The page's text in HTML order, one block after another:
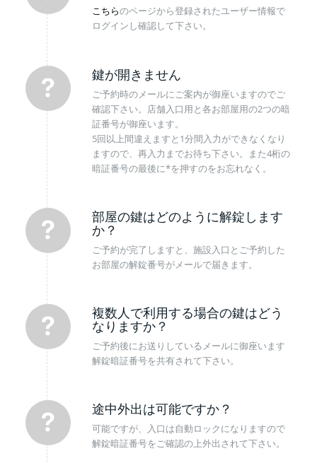
こちらのページから登録されたユーザー情報で
ログインし確認して下さい。
鍵が開きません
ご予約時のメールにご案内が御座いますのでご
確認下さい。店舗入口用と各お部屋用の2つの暗
証番号が御座います。
5回以上間違えますと1分間入力ができなくなり
ますので、再入力までお待ち下さい。また4桁の
暗証番号の最後に*を押すのをお忘れなく。
部屋の鍵はどのように解錠します
か？
ご予約が完了しますと、施設入口とご予約した
お部屋の解錠番号がメールで届きます。
複数人で利用する場合の鍵はどう
なりますか？
ご予約後にお送りしているメールに御座います
解錠暗証番号を共有されて下さい。
途中外出は可能ですか？
可能ですが、入口は自動ロックになりますので
解錠暗証番号をご確認の上外出されて下さい。